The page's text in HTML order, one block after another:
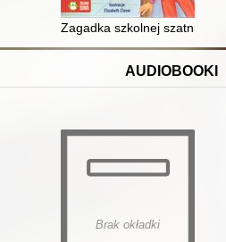
Zagadka szkolnej szatni
AUDIOBOOKI
Brak okładki